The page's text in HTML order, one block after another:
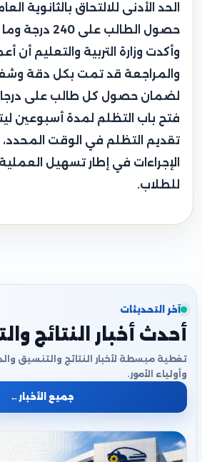
الحد الأدنى للالتحاق بالثانوية
حصول الطالب
وأكدت وزارة التربية والتعليم أن
والمراجعة قد تمت بكل دقة
لضمان حصول كل طالب على
فتح باب التظلم لمدة أسبوعين
تقديم التظلم في الوقت
الإجراءات في إطار تسهيل
للطلاب.
آخر التحديثات
أحدث أخبار النتائج
تغطية مبسطة لأخبار النتائج والتنسيق
وأولياء الأمور.
جميع الأخبار ←